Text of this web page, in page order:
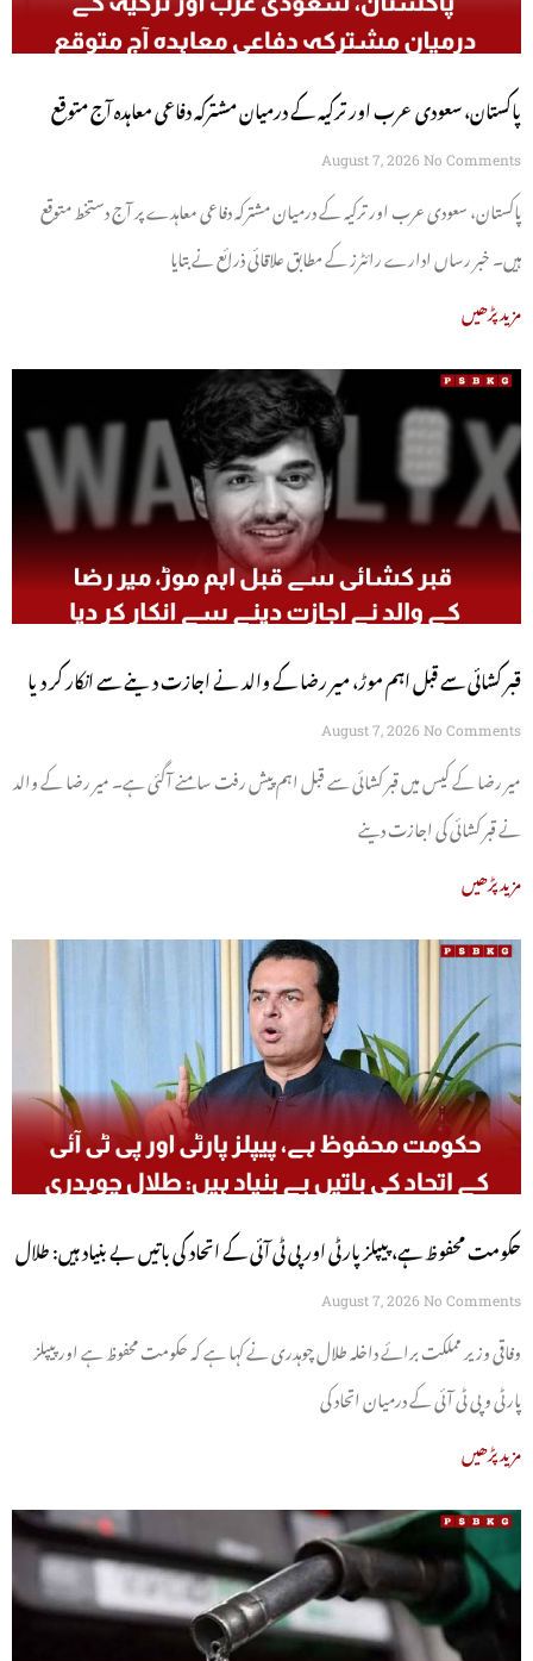
پاکستان، سعودی عرب اور ترکیہ کے درمیان مشترکہ دفاعی معاہدہ آج متوقع
August 7, 2026 No Comments
پاکستان، سعودی عرب اور ترکیہ کے درمیان مشترکہ دفاعی معاہدے پر آج دستخط متوقع
ہیں۔ خبر رساں ادارے رائٹرز کے مطابق علاقائی ذرائع نے بتایا
مزید پڑھیں
قبر کشائی سے قبل اہم موڑ، میر رضا کے والد نے اجازت دینے سے انکار کر دیا
August 7, 2026 No Comments
میر رضا کے کیس میں قبر کشائی سے قبل اہم پیش رفت سامنے آگئی ہے۔ میر رضا کے والد
نے قبر کشائی کی اجازت دینے
مزید پڑھیں
حکومت محفوظ ہے، پیپلز پارٹی اور پی ٹی آئی کے اتحاد کی باتیں بے بنیاد ہیں: طلال
چوہدری
August 7, 2026 No Comments
وفاقی وزیر مملکت برائے داخلہ طلال چوہدری نے کہا ہے کہ حکومت محفوظ ہے اور پیپلز
پارٹی و پی ٹی آئی کے درمیان اتحاد کی
مزید پڑھیں